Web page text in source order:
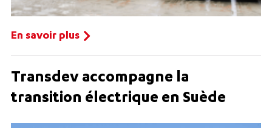
En savoir plus
Transdev accompagne la
transition électrique en Suède